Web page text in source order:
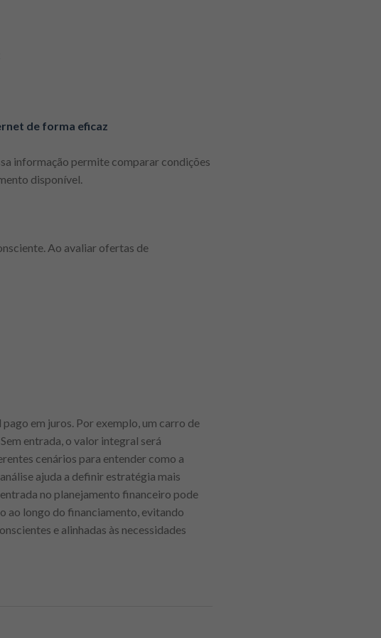
de forma eficaz
informação permite comparar condições
disponível.
Ao avaliar ofertas de
em juros. Por exemplo, um carro de
entrada, o valor integral será
cenários para entender como a
ajuda a definir estratégia mais
no planejamento financeiro pode
ao longo do financiamento, evitando
e alinhadas às necessidades